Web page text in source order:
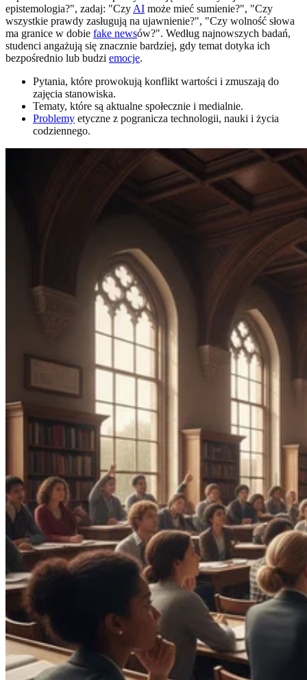
epistemologia?", zadaj: "Czy AI może mieć sumienie?", "Czy
wszystkie prawdy zasługują na ujawnienie?", "Czy wolność słowa
ma granice w dobie fake newsów?". Według najnowszych badań,
studenci angażują się znacznie bardziej, gdy temat dotyka ich
bezpośrednio lub budzi emocje.
Pytania, które prowokują konflikt wartości i zmuszają do
zajęcia stanowiska.
Tematy, które są aktualne społecznie i medialnie.
Problemy etyczne z pogranicza technologii, nauki i życia
codziennego.